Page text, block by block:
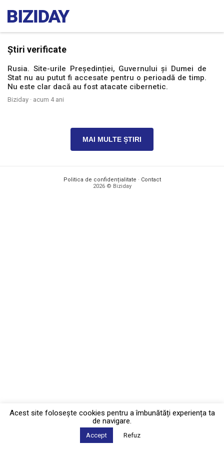
Știri verificate
Rusia. Site-urile Președinției, Guvernului și Dumei de
Stat nu au putut fi accesate pentru o perioadă de timp.
Nu este clar dacă au fost atacate cibernetic.
Biziday · acum 4 ani
MAI MULTE ȘTIRI
Politica de confidențialitate · Contact
2026 © Biziday
Acest site foloseşte cookies pentru a îmbunătăți experiența ta
de navigare.
Accept Refuz